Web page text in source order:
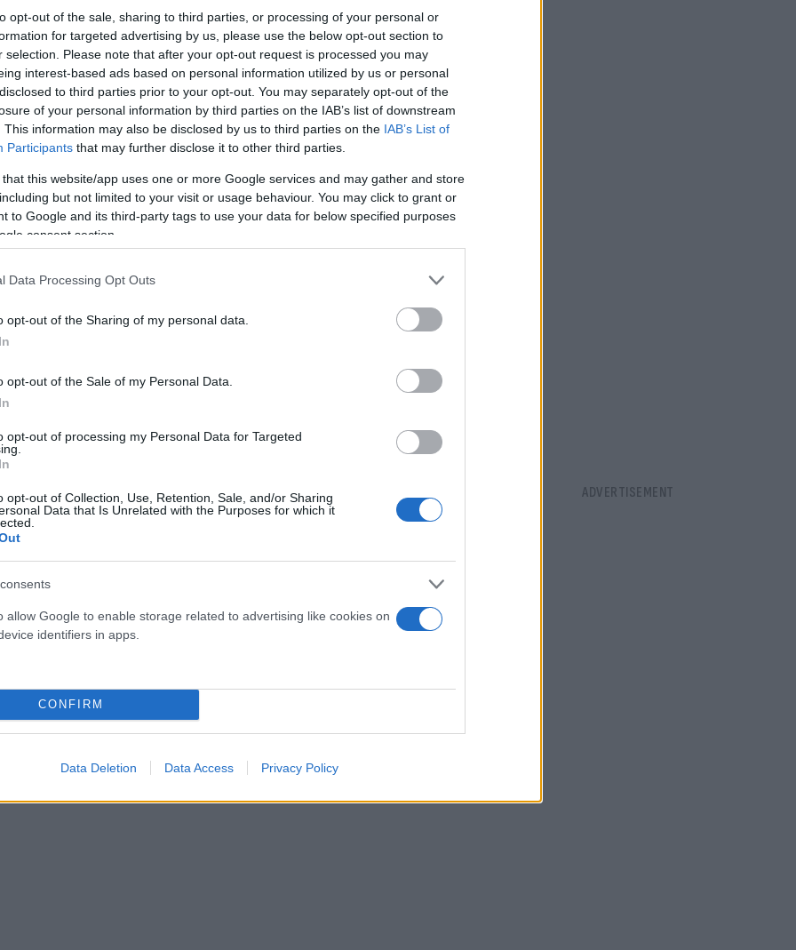
opt-out of the sale, sharing to third parties, or processing of your personal or
for targeted advertising by us, please use the below opt-out section to
selection. Please note that after your opt-out request is processed you may
interest-based ads based on personal information utilized by us or personal
to third parties prior to your opt-out. You may separately opt-out of the
of your personal information by third parties on the IAB’s list of downstream
This information may also be disclosed by us to third parties on the IAB’s List of
Participants that may further disclose it to other third parties.
that this website/app uses one or more Google services and may gather and store
but not limited to your visit or usage behaviour. You may click to grant or
to Google and its third-party tags to use your data for below specified purposes
consent section.
Data Processing Opt Outs
opt-out of the Sharing of my personal data.
opt-out of the Sale of my Personal Data.
opt-out of processing my Personal Data for Targeted
opt-out of Collection, Use, Retention, Sale, and/or Sharing
Data that Is Unrelated with the Purposes for which it
allow Google to enable storage related to advertising like cookies on
identifiers in apps.
CONFIRM
Data Deletion Data Access Privacy Policy
ξεκίνησαν πυρά εναντίον του με το κόσμο να ουρλιάζει
ένας αστυνομικός έριξε μια προειδοποιητική βολή
κι άλλες, με αποτέλεσμα ο δράστης να σωριαστεί στο
γίνει γνωστές οι προθέσεις του άντρα και ούτε ο λόγος για